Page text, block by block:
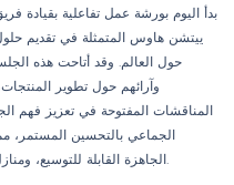
بدأ اليوم بورشة عمل تفاعلية بقيادة
ييتشن هاوس المتمثلة في تقديم
حول العالم. وقد أتاحت هذه
وآرائهم حول تطوير
المناقشات المفتوحة في تعزيز فهم
الجماعي بالتحسين المستمر،
الجاهزة القابلة للتوسيع، ومنازل أبل كابينز، والمنازل الجاهزة القابلة للفصل.